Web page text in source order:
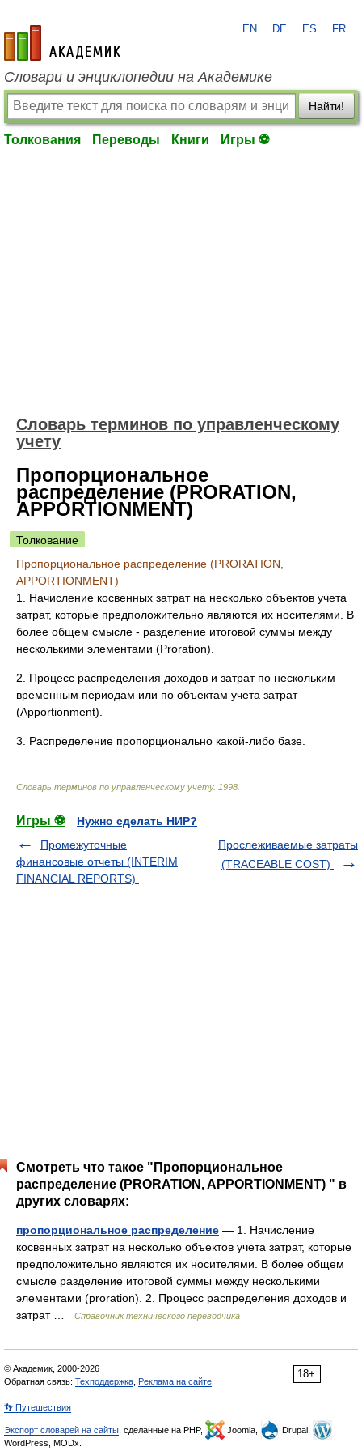
academic.ru
EN DE ES FR
Словари и энциклопедии на Академике
Найти!
Толкования Переводы Книги Игры ⚽
Словарь терминов по управленческому
учету
Пропорциональное
распределение (PRORATION,
APPORTIONMENT)
Толкование
Пропорциональное распределение (PRORATION,
APPORTIONMENT)
1. Начисление косвенных затрат на несколько объектов учета
затрат, которые предположительно являются их носителями. В
более общем смысле - разделение итоговой суммы между
несколькими элементами (Proration).
2. Процесс распределения доходов и затрат по нескольким
временным периодам или по объектам учета затрат
(Apportionment).
3. Распределение пропорционально какой-либо базе.
Словарь терминов по управленческому учету. 1998
Игры ⚽
Нужно сделать НИР?
Промежуточные
финансовые отчеты (INTERIM
FINANCIAL REPORTS)
Прослеживаемые затраты
(TRACEABLE COST)
Смотреть что такое "Пропорциональное
распределение (PRORATION, APPORTIONMENT) " в
других словарях:
пропорциональное распределение — 1. Начисление
косвенных затрат на несколько объектов учета затрат, которые
предположительно являются их носителями. В более общем
смысле разделение итоговой суммы между несколькими
элементами (proration). 2. Процесс распределения доходов и
затрат …
Справочник технического переводчика
18+
© Академик, 2000-2026
Обратная связь: Техподдержка Реклама на сайте
👣 Путешествия
Экспорт словарей на сайты , сделанные на PHP, Joomla,
Drupal,
WordPress, MODx.